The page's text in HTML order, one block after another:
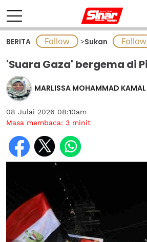
BERITA >Sukan
'Suara Gaza' bergema di
MARLISSA MOHAMMAD KAMAL
08 Julai 2026 08:10am
Masa membaca: 3 minit